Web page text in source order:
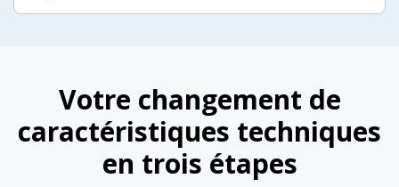
Votre changement de
caractéristiques techniques
en trois étapes